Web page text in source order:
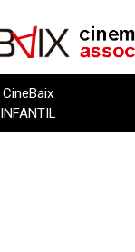
CineBaix
INFANTIL